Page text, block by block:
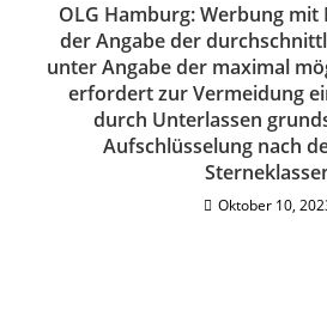
OLG Hamburg: Werbung
der Angabe der
unter Angabe der maximal
erfordert zur Vermeidung
durch Unterlassen
Aufschlüsselung nach
Oktober 10,